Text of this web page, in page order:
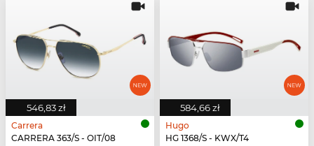
546,83 zł
Carrera
CARRERA 363/S - OIT/08
584,66 zł
Hugo
HG 1368/S - KWX/T4